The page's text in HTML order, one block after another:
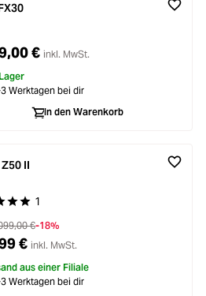
€ inkl. MwSt.
Werktagen bei dir
In den Warenkorb
Bewertung von 5 von 5
1
II
€-18%
€ inkl. MwSt.
aus einer Filiale
Werktagen bei dir